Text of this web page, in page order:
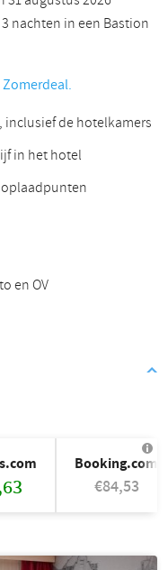
nachten in een Bastion
inclusief de hotelkamers
in het hotel
en OV
Booking.com
€84,53